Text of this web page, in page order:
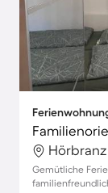
Gemütliche